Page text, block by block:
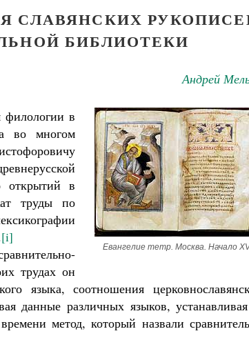
СЛАВЯНСКИХ
БИБЛИОТЕКИ
Андрей
Евангелие тетр. Москва. Начало
филологии в
во многом
открытий в
труды по
[i]
трудах он
языка, соотношения
данные различных языков,
метод, который назвали